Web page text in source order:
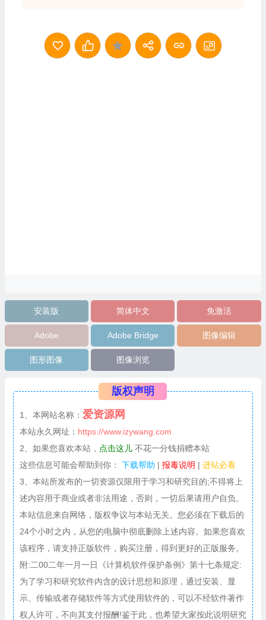
安装版 简体中文 免激活
Adobe Adobe Bridge 图像编辑
图形图像 图像浏览
版权声明
1、本网站名称： 爱资源网
本站永久网址： https://www.izywang.com
2、如果您喜欢本站， 点击这儿不花一分钱捐赠本站
这些信息可能会帮助到你：
下载帮助 | 报毒说明 | 进站必看
3、本站所发布的一切资源仅限用于学习和研究目的;不得将上
述内容用于商业或者非法用途，否则，一切后果请用户自负。
本站信息来自网络，版权争议与本站无关。您必须在下载后的
24个小时之内，从您的电脑中彻底删除上述内容。如果您喜欢
该程序，请支持正版软件，购买注册，得到更好的正版服务。
附:二00二年一月一日《计算机软件保护条例》第十七条规定:
为了学习和研究软件内含的设计思想和原理，通过安装、显
示、传输或者存储软件等方式使用软件的，可以不经软件著作
权人许可，不向其支付报酬!鉴于此，也希望大家按此说明研究